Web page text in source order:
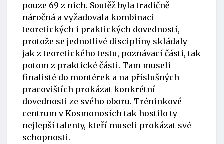
pouze 69 z nich. Soutěž byla tradičně
náročná a vyžadovala kombinaci
teoretických i praktických dovedností,
protože se jednotlivé disciplíny skládaly
jak z teoretického testu, poznávací části, tak
potom z praktické části. Tam museli
finalisté do montérek a na příslušných
pracovištích prokázat konkrétní
dovednosti ze svého oboru. Tréninkové
centrum v Kosmonosích tak hostilo ty
nejlepší talenty, kteří museli prokázat své
schopnosti.